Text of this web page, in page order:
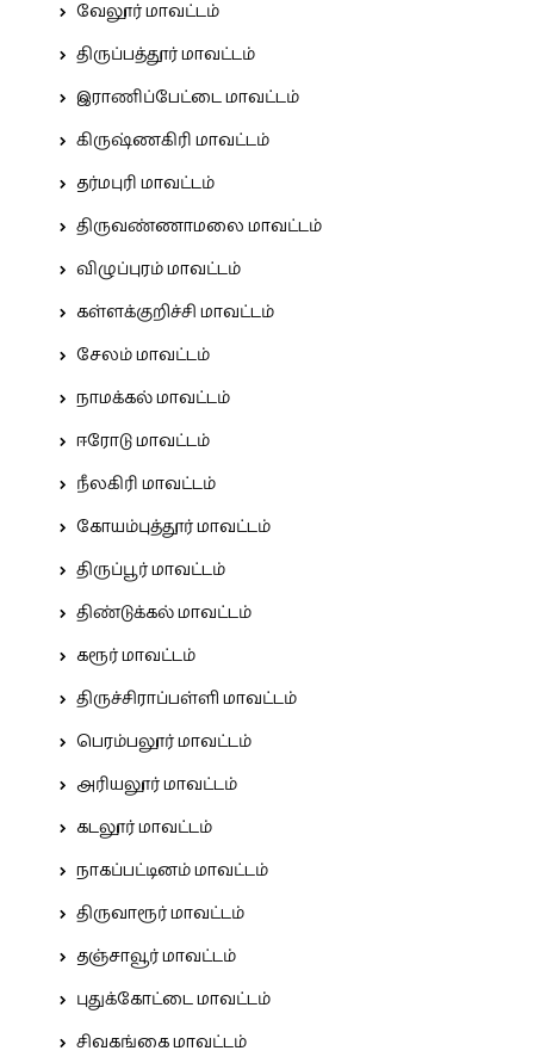
வேலூர் மாவட்டம்
திருப்பத்தூர் மாவட்டம்
இராணிப்பேட்டை மாவட்டம்
கிருஷ்ணகிரி மாவட்டம்
தர்மபுரி மாவட்டம்
திருவண்ணாமலை மாவட்டம்
விழுப்புரம் மாவட்டம்
கள்ளக்குறிச்சி மாவட்டம்
சேலம் மாவட்டம்
நாமக்கல் மாவட்டம்
ஈரோடு மாவட்டம்
நீலகிரி மாவட்டம்
கோயம்புத்தூர் மாவட்டம்
திருப்பூர் மாவட்டம்
திண்டுக்கல் மாவட்டம்
கரூர் மாவட்டம்
திருச்சிராப்பள்ளி மாவட்டம்
பெரம்பலூர் மாவட்டம்
அரியலூர் மாவட்டம்
கடலூர் மாவட்டம்
நாகப்பட்டினம் மாவட்டம்
திருவாரூர் மாவட்டம்
தஞ்சாவூர் மாவட்டம்
புதுக்கோட்டை மாவட்டம்
சிவகங்கை மாவட்டம்